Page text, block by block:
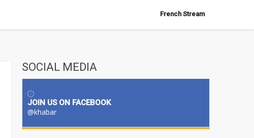
French Stream
SOCIAL MEDIA
JOIN US ON FACEBOOK
@khabar